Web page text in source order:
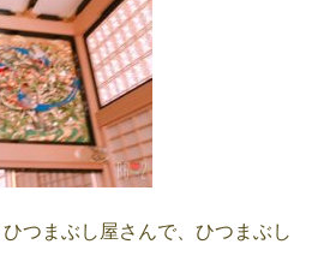
つまぶし屋さんで、ひつまぶし